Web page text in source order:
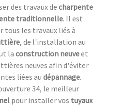
des travaux de charpente
traditionnelle. Il est
tous les travaux liés à
, de l'installation au
la construction neuveet
neuves afin d'éviter
liées au dépannage.
34, le meilleur
pour installer vos tuyaux